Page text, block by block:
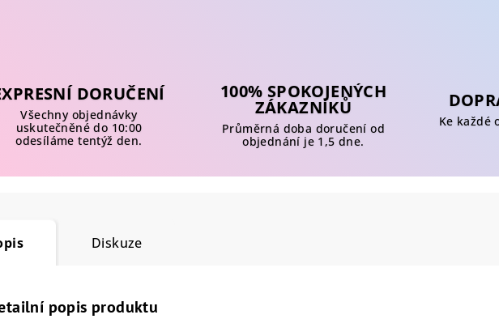
DORUČENÍ
Všechny objednávky
uskutečněné do 10:00
odesíláme tentýž den.
100% SPOKOJENÝCH
ZÁKAZNÍKŮ
Průměrná doba doručení od
objednání je 1,5 dne.
Ke každé
Diskuze
popis produktu